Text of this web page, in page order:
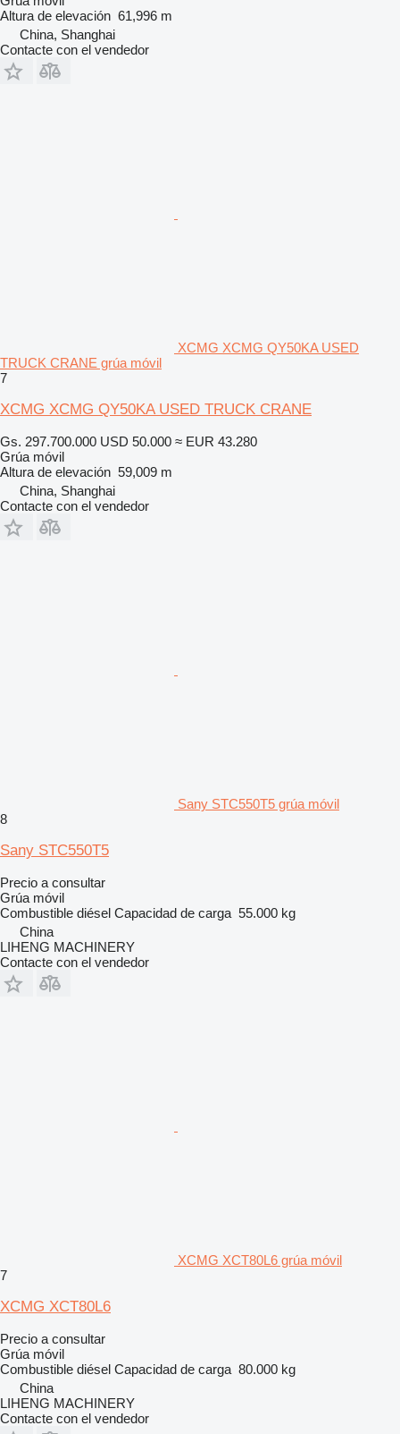
Altura de elevación 61,996 m
China, Shanghai
Contacte con el vendedor
XCMG XCMG QY50KA USED
TRUCK CRANE grúa móvil
7
XCMG XCMG QY50KA USED TRUCK CRANE
Gs. 297.700.000 USD 50.000 ≈ EUR 43.280
Grúa móvil
Altura de elevación 59,009 m
China, Shanghai
Contacte con el vendedor
Sany STC550T5 grúa móvil
8
Sany STC550T5
Precio a consultar
Grúa móvil
Combustible diésel Capacidad de carga 55.000 kg
China
LIHENG MACHINERY
Contacte con el vendedor
XCMG XCT80L6 grúa móvil
7
XCMG XCT80L6
Precio a consultar
Grúa móvil
Combustible diésel Capacidad de carga 80.000 kg
China
LIHENG MACHINERY
Contacte con el vendedor